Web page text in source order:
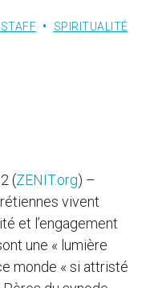
SPIRITUALITÉ
(ZENIT.org) –
vivent
et l’engagement
une « lumière
monde « si attristé